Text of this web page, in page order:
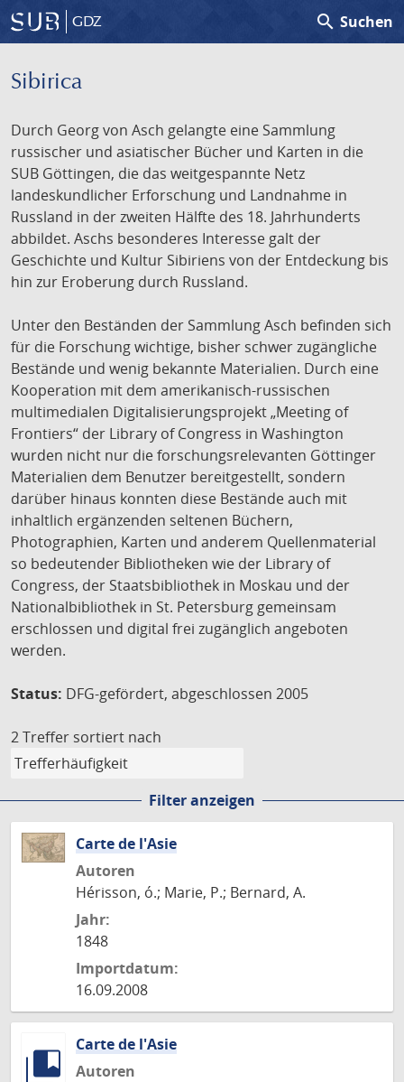
GDZ search Suchen
Sibirica
Durch Georg von Asch gelangte eine Sammlung
russischer und asiatischer Bücher und Karten in die
SUB Göttingen, die das weitgespannte Netz
landeskundlicher Erforschung und Landnahme in
Russland in der zweiten Hälfte des 18. Jahrhunderts
abbildet. Aschs besonderes Interesse galt der
Geschichte und Kultur Sibiriens von der Entdeckung bis
hin zur Eroberung durch Russland.
Unter den Beständen der Sammlung Asch befinden sich
für die Forschung wichtige, bisher schwer zugängliche
Bestände und wenig bekannte Materialien. Durch eine
Kooperation mit dem amerikanisch-russischen
multimedialen Digitalisierungsprojekt „Meeting of
Frontiers“ der Library of Congress in Washington
wurden nicht nur die forschungsrelevanten Göttinger
Materialien dem Benutzer bereitgestellt, sondern
darüber hinaus konnten diese Bestände auch mit
inhaltlich ergänzenden seltenen Büchern,
Photographien, Karten und anderem Quellenmaterial
so bedeutender Bibliotheken wie der Library of
Congress, der Staatsbibliothek in Moskau und der
Nationalbibliothek in St. Petersburg gemeinsam
erschlossen und digital frei zugänglich angeboten
werden.
Status: DFG-gefördert, abgeschlossen 2005
2 Treffer sortiert nach
Filter anzeigen
Carte de l'Asie
Autoren
Hérisson, ó.; Marie, P.; Bernard, A.
Jahr:
1848
Importdatum:
16.09.2008
Carte de l'Asie
Autoren